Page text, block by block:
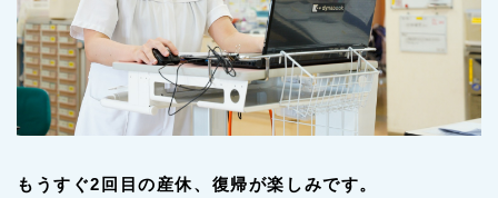
もうすぐ2回目の産休、復帰が楽しみです。